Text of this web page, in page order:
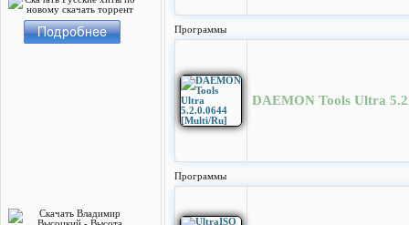
Программы
DAEMON Tools Ultra
Программы